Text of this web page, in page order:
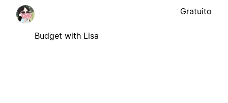
Budget with Lisa
Gratuito